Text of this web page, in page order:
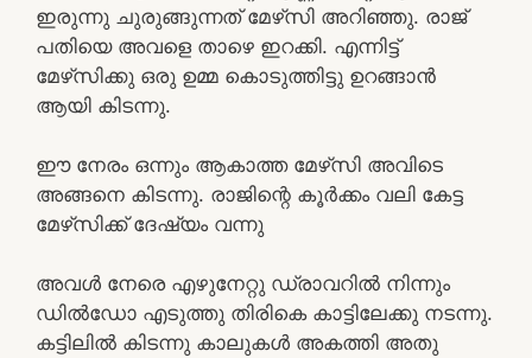
ഇരുന്നു ചുരുങ്ങുന്നത് മേഴ്‌സി അറിഞ്ഞു. രാജ്
പതിയെ അവളെ താഴെ ഇറക്കി. എന്നിട്ട്
മേഴ്‌സിക്കു ഒരു ഉമ്മ കൊടുത്തിട്ടു ഉറങ്ങാൻ
ആയി കിടന്നു.
ഈ നേരം ഒന്നും ആകാത്ത മേഴ്‌സി അവിടെ
അങ്ങനെ കിടന്നു. രാജിന്റെ കൂർക്കം വലി കേട്ട
മേഴ്‌സിക്ക് ദേഷ്യം വന്നു
അവൾ നേരെ എഴുനേറ്റു ഡ്രാവറിൽ നിന്നും
ഡിൽഡോ എടുത്തു തിരികെ കാട്ടിലേക്കു നടന്നു.
കട്ടിലിൽ കിടന്നു കാലുകൾ അകത്തി അതു